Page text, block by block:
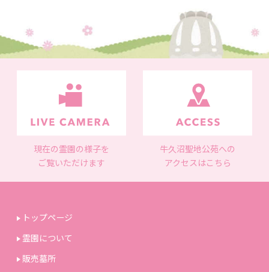
現在の霊園の様子を
ご覧いただけます
牛久沼聖地公苑への
アクセスはこちら
トップページ
霊園について
販売墓所